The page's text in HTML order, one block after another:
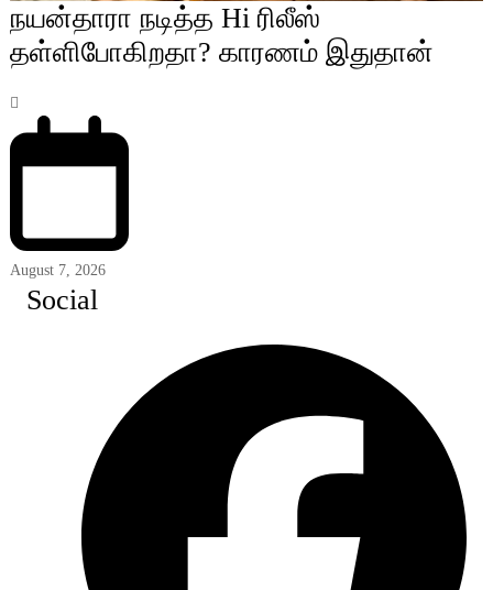
நயன்தாரா நடித்த Hi ரிலீஸ்
தள்ளிபோகிறதா? காரணம் இதுதான்
August 7, 2026
Social